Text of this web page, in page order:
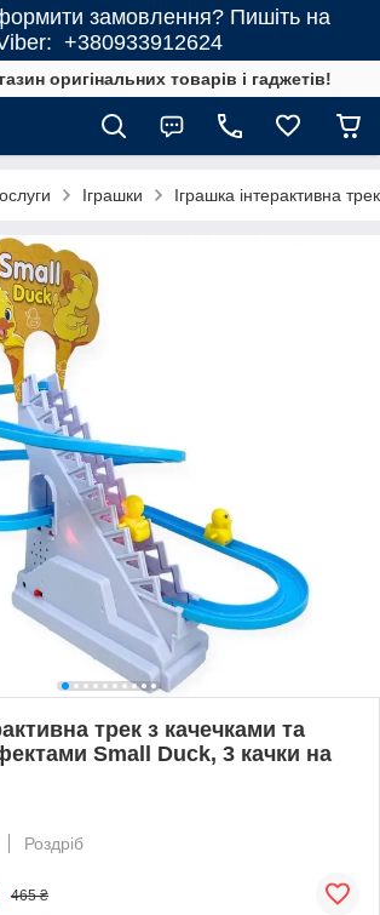
замовлення? Пишіть на
+380933912624
оригінальних товарів і гаджетів!
Іграшки Іграшка інтерактивна
трек з качечками та
Small Duck, 3 качки на
Роздріб
465 ₴